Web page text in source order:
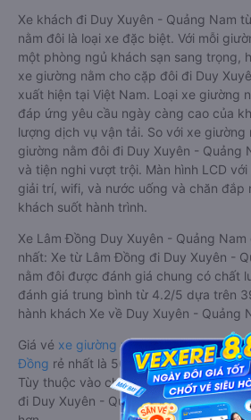
Xe khách đi Duy Xuyên - Quảng Nam
nằm đôi là loại xe đặc biệt. Với mỗi
một phòng ngủ khách sạn sang trọng,
xe giường nằm cho cặp đôi đi Duy
xuất hiện tại Việt Nam. Loại xe giường
đáp ứng yêu cầu ngày càng cao của
lượng dịch vụ vận tải. So với xe
giường nằm đôi đi Duy Xuyên - Quảng
và tiện nghi vượt trội. Màn hình LCD
giải trí, wifi, và nước uống và chăn đắp
khách suốt hành trình.
Xe Lâm Đồng Duy Xuyên - Quảng
nhất: Xe từ Lâm Đồng đi Duy Xuyên -
nằm đôi được đánh giá chung có chất
đánh giá trung bình từ 4.2/5 dựa trên
hành khách Xe về Duy Xuyên - Quảng
Giá vé xe giường nằm đôi đi Duy
Đồng rẻ nhất là 500000VND của hãng
Tùy thuộc vào chương trình khuyến
đi Duy Xuyên - Quảng Nam giường